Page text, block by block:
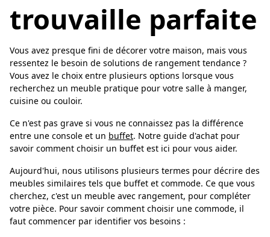
trouvaille parfaite
Vous avez presque fini de décorer votre maison, mais vous
ressentez le besoin de solutions de rangement tendance ?
Vous avez le choix entre plusieurs options lorsque vous
recherchez un meuble pratique pour votre salle à manger,
cuisine ou couloir.
Ce n'est pas grave si vous ne connaissez pas la différence
entre une console et un buffet. Notre guide d'achat pour
savoir comment choisir un buffet est ici pour vous aider.
Aujourd'hui, nous utilisons plusieurs termes pour décrire des
meubles similaires tels que buffet et commode. Ce que vous
cherchez, c'est un meuble avec rangement, pour compléter
votre pièce. Pour savoir comment choisir une commode, il
faut commencer par identifier vos besoins :